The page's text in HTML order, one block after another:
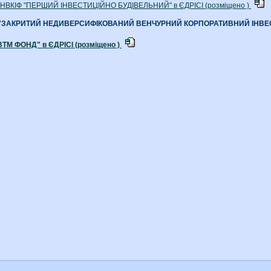
"ПЕРШИЙ ІНВЕСТИЦІЙНО БУДІВЕЛЬНИЙ" в ЄДРІСІ (розміщено )
НЕДИВЕРСИФІКОВАНИЙ ВЕНЧУРНИЙ КОРПОРАТИВНИЙ
ФОНД" в ЄДРІСІ (розміщено )